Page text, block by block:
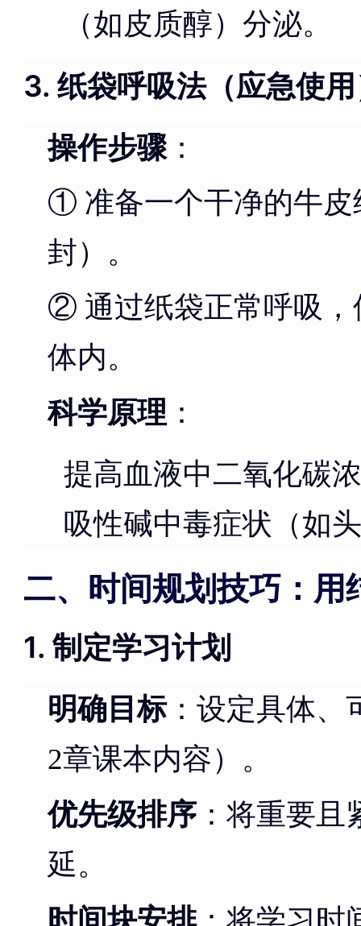
（如皮质醇）分泌。
3. 纸袋呼吸法（应急使
操作步骤 ：
① 准备一个干净的牛皮
封）。
② 通过纸袋正常呼吸，
体内。
科学原理 ：
提高血液中二氧化碳
吸性碱中毒症状（如
二、时间规划技巧：
1. 制定学习计划
明确目标：设定具体、
2章课本内容）。
优先级排序 ：将重要
延。